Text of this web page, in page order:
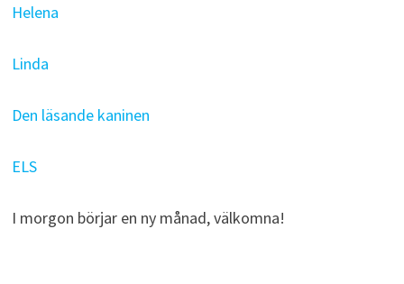
Helena
Linda
Den läsande kaninen
ELS
I morgon börjar en ny månad, välkomna!